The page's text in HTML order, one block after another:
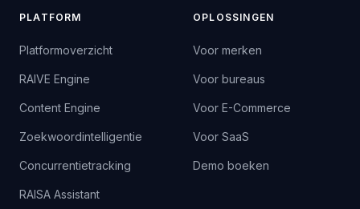
PLATFORM
Platformoverzicht
RAIVE Engine
Content Engine
Zoekwoordintelligentie
Concurrentietracking
RAISA Assistant
OPLOSSINGEN
Voor merken
Voor bureaus
Voor E-Commerce
Voor SaaS
Demo boeken